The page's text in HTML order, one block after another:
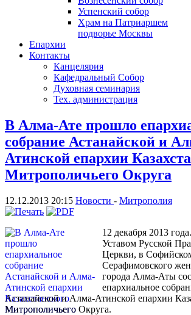
Успенский собор
Храм на Патриаршем
подворье Москвы
Епархии
Контакты
Канцелярия
Кафедральный Собор
Духовная семинария
Тех. администрация
В Алма-Ате прошло
собрание Астанайской и
Атинской епархии
Митрополичьего Округа
12.12.2013 20:15 Новости - Митрополия
12 декабря 2013
Уставом Русской
Церкви, в
Серафимовского
города Алма-Аты
епархиальное
Астанайской и Алма-Атинской епархии
Митрополичьего Округа.